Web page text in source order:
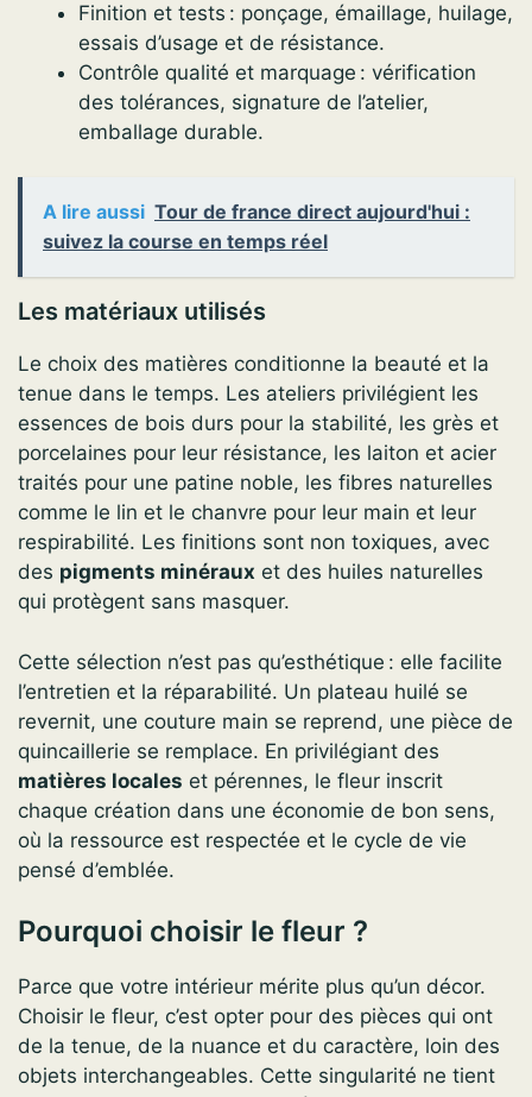
Finition et tests : ponçage, émaillage, huilage,
essais d’usage et de résistance.
Contrôle qualité et marquage : vérification
des tolérances, signature de l’atelier,
emballage durable.
A lire aussi Tour de france direct aujourd'hui :
suivez la course en temps réel
Les matériaux utilisés
Le choix des matières conditionne la beauté et la
tenue dans le temps. Les ateliers privilégient les
essences de bois durs pour la stabilité, les grès et
porcelaines pour leur résistance, les laiton et acier
traités pour une patine noble, les fibres naturelles
comme le lin et le chanvre pour leur main et leur
respirabilité. Les finitions sont non toxiques, avec
des pigments minéraux et des huiles naturelles
qui protègent sans masquer.
Cette sélection n’est pas qu’esthétique : elle facilite
l’entretien et la réparabilité. Un plateau huilé se
revernit, une couture main se reprend, une pièce de
quincaillerie se remplace. En privilégiant des
matières locales et pérennes, le fleur inscrit
chaque création dans une économie de bon sens,
où la ressource est respectée et le cycle de vie
pensé d’emblée.
Pourquoi choisir le fleur ?
Parce que votre intérieur mérite plus qu’un décor.
Choisir le fleur, c’est opter pour des pièces qui ont
de la tenue, de la nuance et du caractère, loin des
objets interchangeables. Cette singularité ne tient